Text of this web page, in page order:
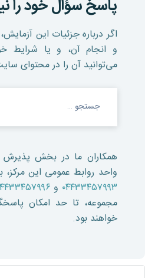
پاسخ سؤال خود را
اگر درباره جزئیات این
و انجام آن، و یا شرایط
می‌توانید آن را در محتوای
همکاران ما در بخش پذیرش
واحد روابط عمومی این مرکز،
۰۴۴۳۳۴۵۷۹۹۳ و
مجموعه، تا حد امکان
خواهند بود.